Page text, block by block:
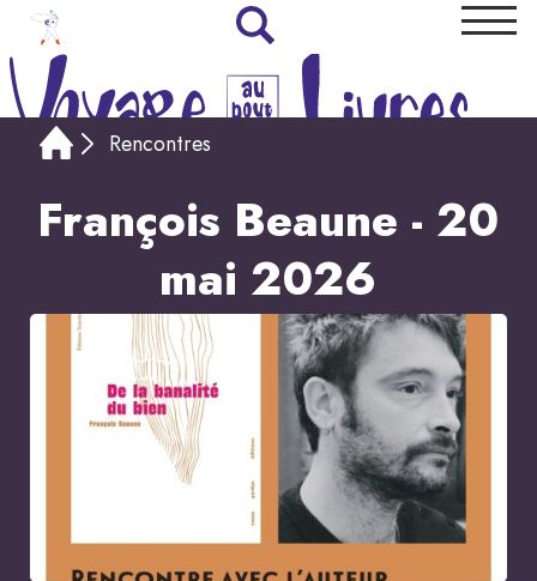
Rencontres
François Beaune - 20
mai 2026